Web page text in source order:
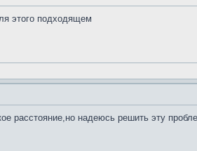
этого подходящем
расстояние,но надеюсь решить эту